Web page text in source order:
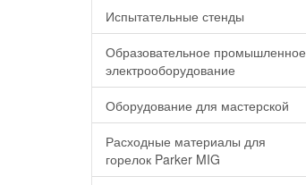
Испытательные стенды
Образовательное промышленное
электрооборудование
Оборудование для мастерской
Расходные материалы для
горелок Parker MIG